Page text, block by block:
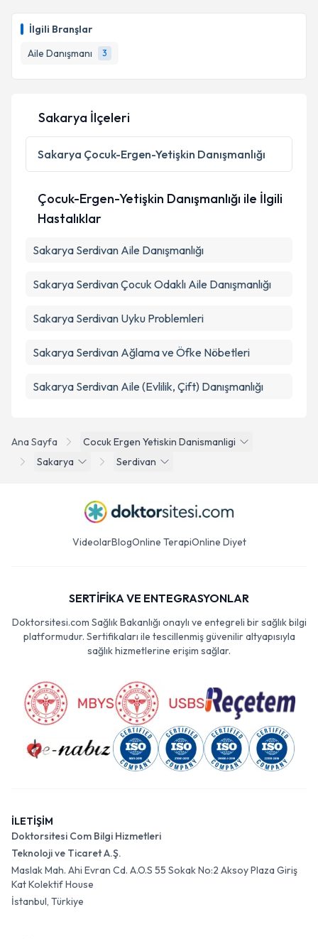
İlgili Branşlar
Aile Danışmanı
3
Ana Sayfa
Cocuk Ergen Yetiskin Danismanligi
Sakarya
Serdivan
Sakarya İlçeleri
Sakarya Çocuk-Ergen-Yetişkin Danışmanlığı
Çocuk-Ergen-Yetişkin Danışmanlığı ile İlgili
Hastalıklar
Sakarya Serdivan Aile Danışmanlığı
Sakarya Serdivan Çocuk Odaklı Aile Danışmanlığı
Sakarya Serdivan Uyku Problemleri
Sakarya Serdivan Ağlama ve Öfke Nöbetleri
Sakarya Serdivan Aile (Evlilik, Çift) Danışmanlığı
VideolarBlogOnline TerapiOnline Diyet
SERTİFİKA VE ENTEGRASYONLAR
Doktorsitesi.com Sağlık Bakanlığı onaylı ve entegreli bir sağlık bilgi
platformudur. Sertifikaları ile tescillenmiş güvenilir altyapısıyla
sağlık hizmetlerine erişim sağlar.
İLETİŞİM
Doktorsitesi Com Bilgi Hizmetleri
Teknoloji ve Ticaret A.Ş.
Maslak Mah. Ahi Evran Cd. A.O.S 55 Sokak No:2 Aksoy Plaza Giriş
Kat Kolektif House
İstanbul, Türkiye